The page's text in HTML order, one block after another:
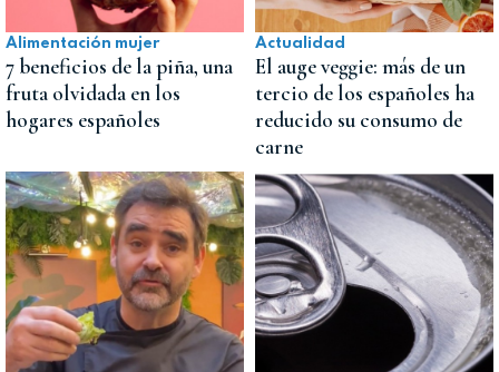
Alimentación mujer
7 beneficios de la piña, una
fruta olvidada en los
hogares españoles
Actualidad
El auge veggie: más de un
tercio de los españoles ha
reducido su consumo de
carne